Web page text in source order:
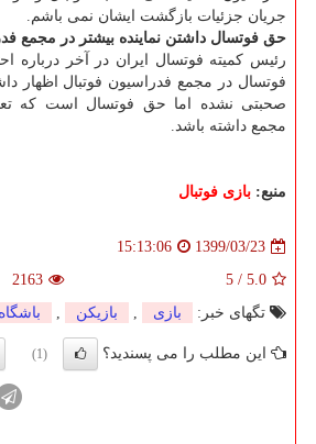
جریان جزئیات بازگشت ایشان نمی باشم.
حق فوتسال داشتن نماینده بیشتر در مجمع
رئیس کمیته فوتسال ایران در آخر درباره
فوتسال در مجمع فدراسیون فوتبال اظهار
صحبتی نشده اما حق فوتسال است که
مجمع داشته باشد.
منبع: بازی فوتبال
1399/03/23
15:13:06
5.0
/
5
2163
تگهای خبر:
بازی , بازیكن , باشگاه
این مطلب را می پسندید؟ (1)